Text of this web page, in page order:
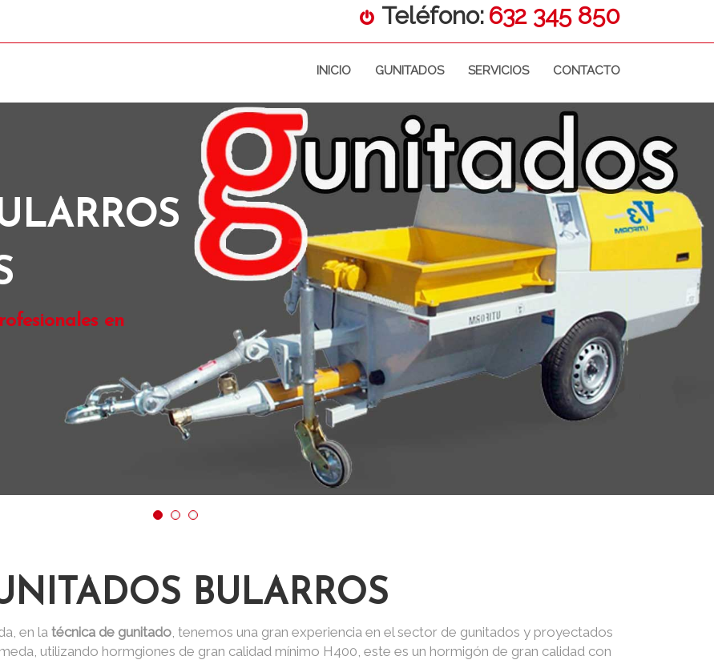
Teléfono: 632 345 850
INICIO GUNITADOS SERVICIOS CONTACTO
en
BULARROS
en la técnica de gunitado, tenemos una gran experiencia en el sector de gunitados y proyectados
utilizando hormgiones de gran calidad mínimo H400, este es un hormigón de gran calidad con